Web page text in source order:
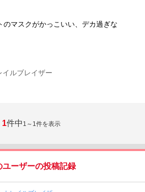
のマスクがかっこいい、デカ過ぎな
イルブレイザー
1件中 1～1件を表示
ユーザーの投稿記録